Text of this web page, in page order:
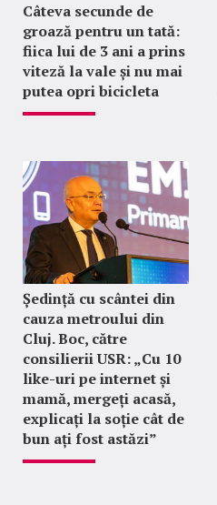
Câteva secunde de
groază pentru un tată:
fiica lui de 3 ani a prins
viteză la vale și nu mai
putea opri bicicleta
Ședință cu scântei din
cauza metroului din
Cluj. Boc, către
consilierii USR: „Cu 10
like-uri pe internet și
mamă, mergeți acasă,
explicați la soție cât de
bun ați fost astăzi”